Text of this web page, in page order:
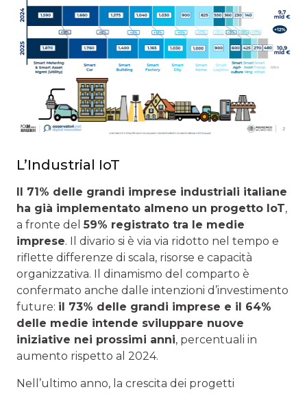
L’Industrial IoT
Il 71% delle grandi imprese industriali italiane
ha già implementato almeno un progetto IoT,
a fronte del 59% registrato tra le medie
imprese. Il divario si è via via ridotto nel tempo e
riflette differenze di scala, risorse e capacità
organizzativa. Il dinamismo del comparto è
confermato anche dalle intenzioni d’investimento
future: il 73% delle grandi imprese e il 64%
delle medie intende sviluppare nuove
iniziative nei prossimi anni, percentuali in
aumento rispetto al 2024.
Nell’ultimo anno, la crescita dei progetti